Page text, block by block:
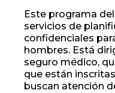
Este programa
servicios de
confidenciales
hombres. Está
seguro médico,
que están
buscan atención